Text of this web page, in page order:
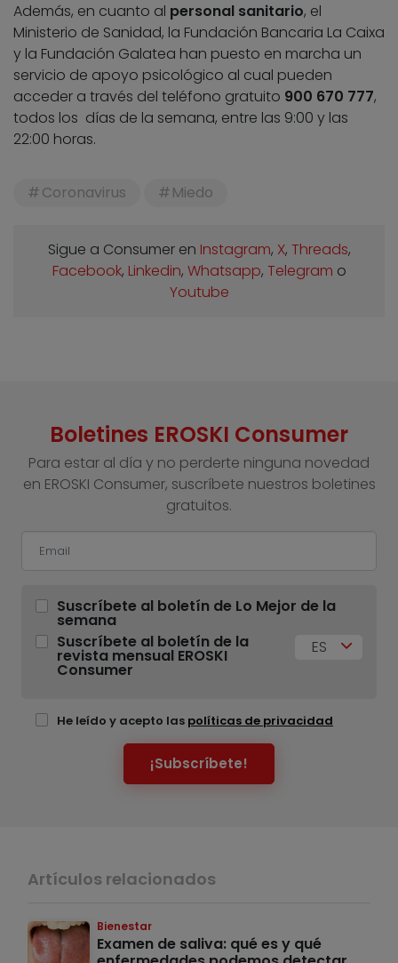
Además, en cuanto al personal sanitario, el
Ministerio de Sanidad, la Fundación Bancaria La Caixa
y la Fundación Galatea han puesto en marcha un
servicio de apoyo psicológico al cual pueden
acceder a través del teléfono gratuito 900 670 777,
todos los días de la semana, entre las 9:00 y las
22:00 horas.
Coronavirus Miedo
Sigue a Consumer en Instagram, X, Threads,
Facebook, Linkedin, Whatsapp, Telegram o
Youtube
Boletines EROSKI Consumer
Para estar al día y no perderte ninguna novedad
en EROSKI Consumer, suscríbete nuestros boletines
gratuitos.
Suscríbete al boletín de Lo Mejor de la
semana
Suscríbete al boletín de la
revista mensual EROSKI
Consumer
ES
He leído y acepto las políticas de privacidad
¡Subscríbete!
Artículos relacionados
Bienestar
Examen de saliva: qué es y qué